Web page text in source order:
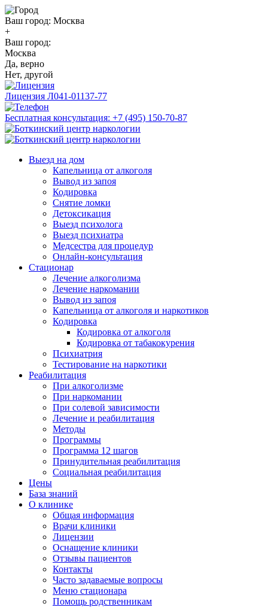
Ваш город: Москва
+
Ваш город:
Москва
Да, верно
Нет, другой
Лицензия Л041-01137-77
Бесплатная консультация: +7 (495) 150-70-87
Выезд на дом
Капельница от алкоголя
Вывод из запоя
Кодировка
Снятие ломки
Детоксикация
Выезд психолога
Выезд психиатра
Медсестра для процедур
Онлайн-консультация
Стационар
Лечение алкоголизма
Лечение наркомании
Вывод из запоя
Капельница от алкоголя и наркотиков
Кодировка
Кодировка от алкоголя
Кодировка от табакокурения
Психиатрия
Тестирование на наркотики
Реабилитация
При алкоголизме
При наркомании
При солевой зависимости
Лечение и реабилитация
Методы
Программы
Программа 12 шагов
Принудительная реабилитация
Социальная реабилитация
Цены
База знаний
О клинике
Общая информация
Врачи клиники
Лицензии
Оснащение клиники
Отзывы пациентов
Контакты
Часто задаваемые вопросы
Меню стационара
Помощь родственникам